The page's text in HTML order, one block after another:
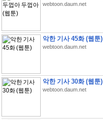
webtoon.daum.net
악한 기사 45화 (웹툰)
webtoon.daum.net
악한 기사 30화 (웹툰)
webtoon.daum.net